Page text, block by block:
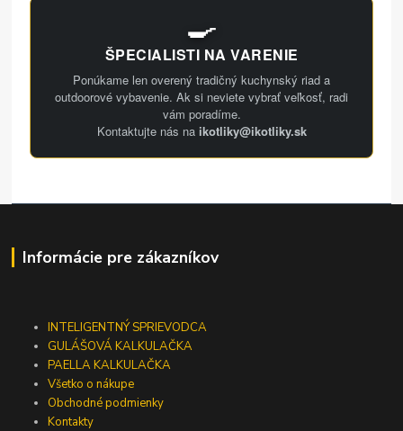
🍳
ŠPECIALISTI NA VARENIE
Ponúkame len overený tradičný kuchynský riad a
outdoorové vybavenie. Ak si neviete vybrať veľkosť, radi
vám poradíme.
Kontaktujte nás na ikotliky@ikotliky.sk
Informácie pre zákazníkov
INTELIGENTNÝ SPRIEVODCA
GULÁŠOVÁ KALKULAČKA
PAELLA KALKULAČKA
Všetko o nákupe
Obchodné podmienky
Kontakty